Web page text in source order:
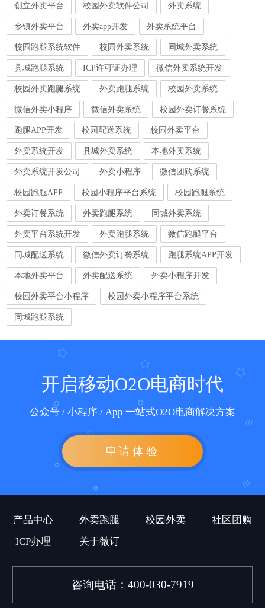
创立外卖平台 校园外卖软件公司 外卖系统
乡镇外卖平台 外卖app开发 外卖系统平台
校园跑腿系统软件 校园外卖系统 同城外卖系统
县城跑腿系统 ICP许可证办理 微信外卖系统开发
校园外卖跑腿系统 外卖跑腿系统 校园外卖系统
微信外卖小程序 微信外卖系统 校园外卖订餐系统
跑腿APP开发 校园配送系统 校园外卖平台
外卖系统开发 县城外卖系统 本地外卖系统
外卖系统开发公司 外卖小程序 微信团购系统
校园跑腿APP 校园小程序平台系统 校园跑腿系统
外卖订餐系统 外卖跑腿系统 同城外卖系统
外卖平台系统开发 外卖跑腿系统 微信跑腿平台
同城配送系统 微信外卖订餐系统 跑腿系统APP开发
本地外卖平台 外卖配送系统 外卖小程序开发
校园外卖平台小程序 校园外卖小程序平台系统
同城跑腿系统
开启移动O2O电商时代
公众号 / 小程序 / App 一站式O2O电商解决方案
申请体验
产品中心 外卖跑腿 校园外卖
社区团购
ICP办理
关于微订
咨询电话：400-030-7919